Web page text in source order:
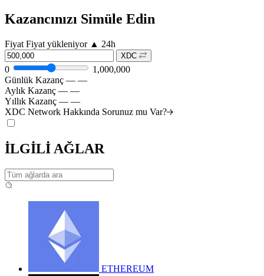
Kazancınızı Simüle Edin
Fiyat Fiyat yükleniyor ▲ 24h
XDC
0
1,000,000
Günlük Kazanç — —
Aylık Kazanç — —
Yıllık Kazanç — —
XDC Network Hakkında Sorunuz mu Var?
İLGİLİ AĞLAR
ETHEREUM